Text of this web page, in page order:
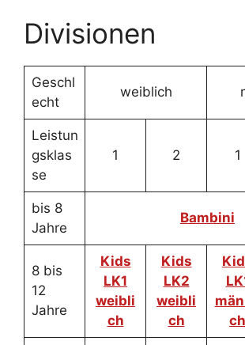
Divisionen
Geschl
echt
weiblich
Leistun
gsklas
se
1 2 1
bis 8
Jahre
Bambini
8 bis
12
Jahre
Kids
LK1
weibli
ch
Kids
LK2
weibli
ch
ch